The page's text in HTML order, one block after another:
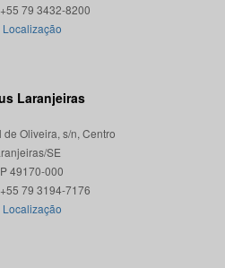
Localização
Laranjeiras
de Oliveira, s/n, Centro
SE
49170-000
Localização